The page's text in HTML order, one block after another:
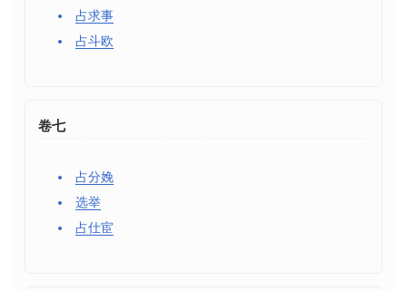
占求事
占斗欧
卷七
占分娩
选举
占仕宦